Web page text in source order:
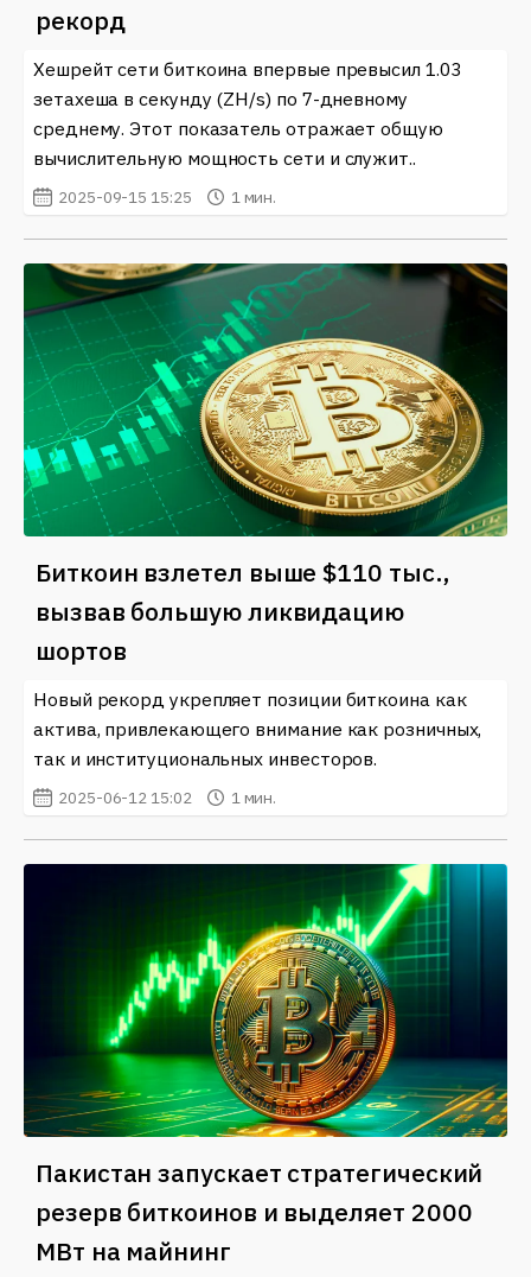
рекорд
Хешрейт сети биткоина впервые превысил 1.03
зетахеша в секунду (ZH/s) по 7-дневному
среднему. Этот показатель отражает общую
вычислительную мощность сети и служит..
2025-09-15 15:25 1 мин.
Биткоин взлетел выше $110 тыс.,
вызвав большую ликвидацию
шортов
Новый рекорд укрепляет позиции биткоина как
актива, привлекающего внимание как розничных,
так и институциональных инвесторов.
2025-06-12 15:02 1 мин.
Пакистан запускает стратегический
резерв биткоинов и выделяет 2000
МВт на майнинг